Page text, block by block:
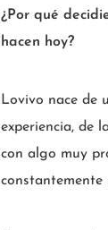
¿Por qué
hacen hoy?
Lovivo nace de
experiencia, de
con algo muy
constantemente